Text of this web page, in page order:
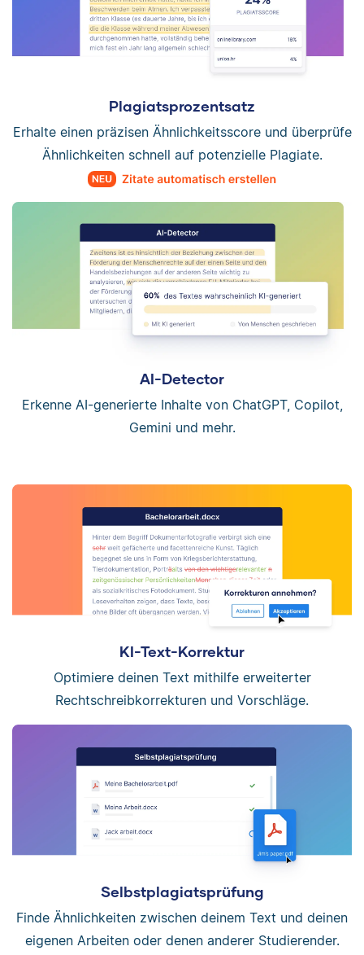
Plagiatsprozentsatz
Erhalte einen präzisen Ähnlichkeitsscore und überprüfe
Ähnlichkeiten schnell auf potenzielle Plagiate.
AI-Detector
Erkenne AI-generierte Inhalte von ChatGPT, Copilot,
Gemini und mehr.
KI-Text-Korrektur
Optimiere deinen Text mithilfe erweiterter
Rechtschreibkorrekturen und Vorschläge.
Selbstplagiatsprüfung
Finde Ähnlichkeiten zwischen deinem Text und deinen
eigenen Arbeiten oder denen anderer Studierender.